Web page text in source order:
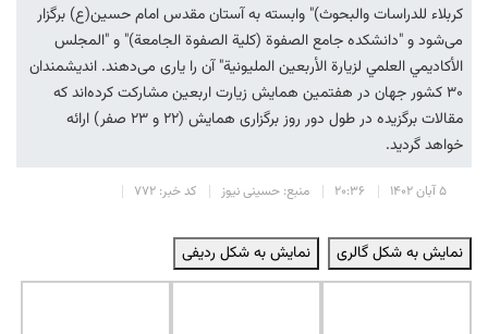
کربلاء للدراسات والبحوث)" وابسته به آستان مقدس امام حسین(ع) برگزار
می‌شود و "دانشکده جامع الصفوة (کلیة الصفوة الجامعة)" و "المجلس
الأكاديمي العلمي لزيارة الأربعين المليونية" آن را یاری می‌دهند. اندیشمندان
۳۰ کشور جهان در هفتمین همایش زیارت اربعین مشارکت کرده‌اند که
مقالات برگزیده در طول دور روز برگزاری همایش (۲۲ و ۲۳ صفر) ارائه
خواهد گردید.
۵ آبان ۱۴۰۲ ۲۰:۳۶ منبع: حسینی نیوز کد خبر: ۷۷۲
نمایش به شکل گالری نمایش به شکل ردیفی